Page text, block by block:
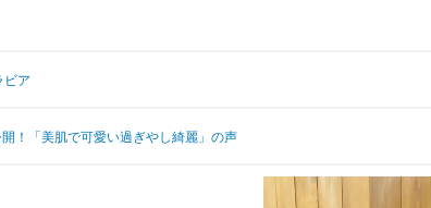
音楽
ペット
その他
ビア
！「美肌で可愛い過ぎやし綺麗」の声